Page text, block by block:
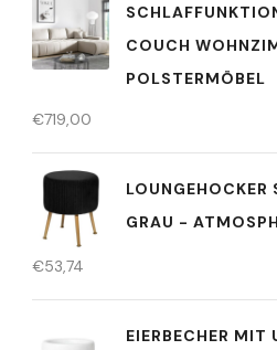
COUCH
POLSTERMÖBEL
€719,00
GRAU -
€53,74
EIERBECHER MIT